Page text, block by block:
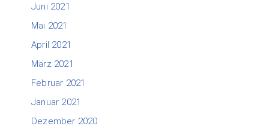
Juni 2021
Mai 2021
April 2021
März 2021
Februar 2021
Januar 2021
Dezember 2020